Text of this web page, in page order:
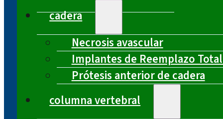
cadera
Necrosis avascular
Implantes de Reemplazo
Prótesis anterior de cadera
columna vertebral